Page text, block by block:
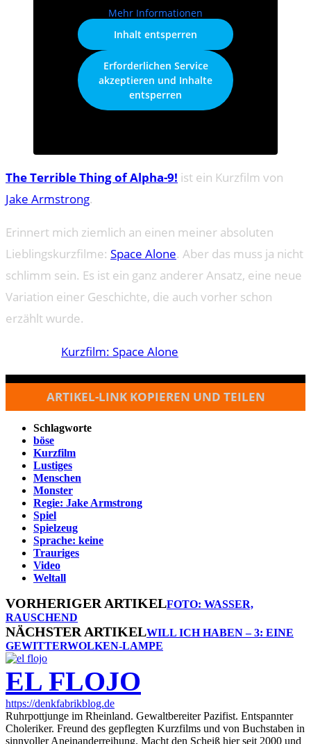
Mehr Informationen
Inhalt entsperren
Erforderlichen Service
akzeptieren und Inhalte
entsperren
The Terrible Thing of Alpha-9! ist ein Kurzfilm von
Jake Armstrong.
Erinnert mich ziemlich an einen meiner absoluten
Lieblingskurzfilme: Space Alone. Aber das muss ja nicht
schlimm sein. Es ist ein ganz anderer Ansatz, eine neue
Variation einer Geschichte, die auch vorher schon
erzählt wurde.
Kurzfilm: Space Alone
ARTIKEL-LINK KOPIEREN UND TEILEN
Schlagworte
böse
Kurzfilm
Lustiges
Menschen
Monster
Regie: Jake Armstrong
Spiel
Spielzeug
Sprache: keine
Trauriges
Video
Weltall
VORHERIGER ARTIKELFOTO: WASSER,
RAUSCHEND
NÄCHSTER ARTIKELWILL ICH HABEN – 3: EINE
GEWITTERWOLKEN-LAMPE
EL FLOJO
https://denkfabrikblog.de
Ruhrpottjunge im Rheinland. Gewaltbereiter Pazifist. Entspannter
Choleriker. Freund des gepflegten Kurzfilms und von Buchstaben in
sinnvoller Aneinanderreihung. Macht den Scheiß hier seit 2000 und